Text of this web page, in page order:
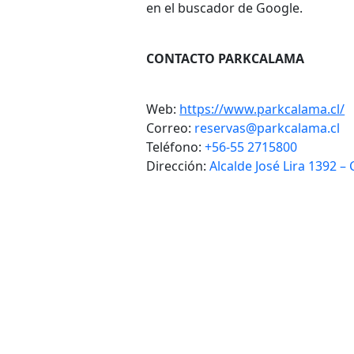
en el buscador de Google.
CONTACTO PARKCALAMA
Web: https://www.parkcalama.cl/
Correo: reservas@parkcalama.cl
Teléfono:+56-55 2715800
Dirección:Alcalde José Lira 1392 –